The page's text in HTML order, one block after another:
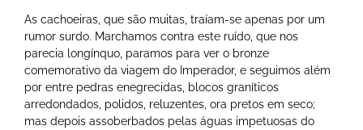
As cachoeiras, que são muitas, traíam-se apenas por um
rumor surdo. Marchamos contra este ruído, que nos
parecia longínquo, paramos para ver o bronze
comemorativo da viagem do Imperador, e seguimos além
por entre pedras enegrecidas, blocos graníticos
arredondados, polidos, reluzentes, ora pretos em seco;
mas depois assoberbados pelas águas impetuosas do